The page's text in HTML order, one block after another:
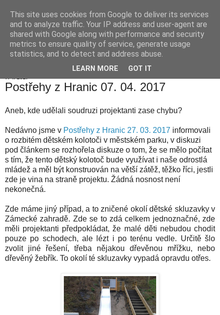
Hranické listy
Postřehy z Hranic 07. 04. 2017
Aneb, kde udělali soudruzi projektanti zase chybu?
Nedávno jsme v Postřehy z Hranic 27. 03. 2017 informovali
o rozbitém dětském kolotoči v městském parku, v diskuzi
pod článkem se rozhořela diskuze o tom, že se mělo počítat
s tím, že tento dětský kolotoč bude využívat i naše odrostlá
mládež a měl být konstruován na větší zátěž, těžko říci, jestli
zde je vina na straně projektu. Žádná nosnost není
nekonečná.
Zde máme jiný případ, a to zničené okolí dětské skluzavky v
Zámecké zahradě. Zde se to zdá celkem jednoznačné, zde
měli projektanti předpokládat, že malé děti nebudou chodit
pouze po schodech, ale lézt i po terénu vedle. Určitě šlo
zvolit jiné řešení, třeba nějakou dřevěnou mřížku, nebo
dřevěný žebřík. To okolí té skluzavky vypadá opravdu otřes.
This site uses cookies from Google to deliver its services
and to analyze traffic. Your IP address and user-agent are
shared with Google along with performance and security
metrics to ensure quality of service, generate usage
statistics, and to detect and address abuse.
LEARN MORE GOT IT